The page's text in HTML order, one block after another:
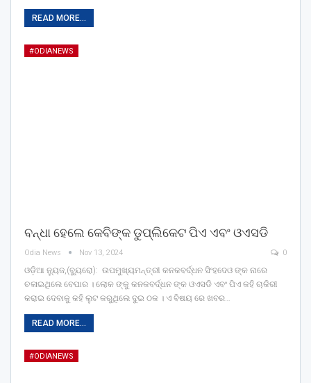
READ MORE...
#ODIANEWS
ବନ୍ଧା ହେଲେ କେବିଙ୍କ ଡୁପ୍ଲିକେଟ ପିଏ ଏବଂ ଓଏସଡି
Odia News Nov 13, 2024 0
ଓଡ଼ିଆ ନ୍ୟୁଜ,(ବ୍ୟୁରୋ): ଉପମୁଖ୍ୟମନ୍ତ୍ରୀ କନକବର୍ଦ୍ଧନ ସିଂହଦେଓ ଙ୍କ ନାରେ
ଚଳାଇଥିଲେ ବେପାର । ଲୋକ ଙ୍କୁ କନକବର୍ଦ୍ଧନ ଙ୍କ ଓଏସଡି ଏବଂ ପିଏ କହି ଚାକିରୀ
କରାଇ ଦେବାକୁ କହି ଲୁଟ କରୁଥିଲେ ଦୁଇ ଠକ । ଏ ବିଷୟ ରେ ଖବର…
READ MORE...
#ODIANEWS